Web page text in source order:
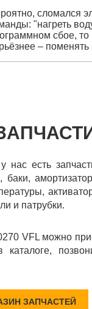
сломался
"нагреть
сбое,
–
нас есть
баки,
и патрубки.
VFL можно
каталоге,
ЗАПЧАСТЕЙ